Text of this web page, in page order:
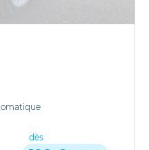
dès